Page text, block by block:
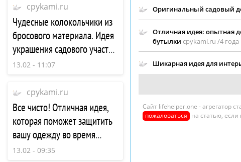
cpykami.ru
Чудесные колокольчики из
бросового материала. Идея
украшения садового участка
из простых пластиковых
13.02 - 11:07
cpykami.ru
Все чисто! Отличная идея,
которая поможет защитить
вашу одежду во время
готовки
13.02 - 09:35
Оригинальный садовый
Отличная идея: опытная
бутылки cpykami.ru /4 года
Шикарная идея для
Сайт lifehelper.one - агрегатор
пожаловаться на статью,